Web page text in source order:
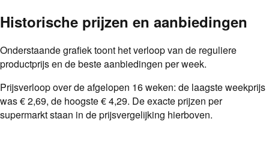
Historische prijzen en aanbiedingen
Onderstaande grafiek toont het verloop van de reguliere
productprijs en de beste aanbiedingen per week.
Prijsverloop over de afgelopen 16weken: de laagste weekprijs
was€ 2,69, de hoogste€ 4,29. De exacte prijzen per
supermarkt staan in de prijsvergelijking hierboven.